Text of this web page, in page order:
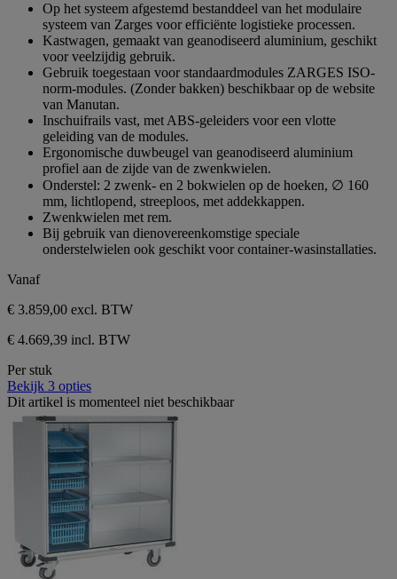
sterren.
Op het systeem afgestemd bestanddeel van het modulaire
systeem van Zarges voor efficiënte logistieke processen.
Kastwagen, gemaakt van geanodiseerd aluminium, geschikt
voor veelzijdig gebruik.
Gebruik toegestaan voor standaardmodules ZARGES ISO-
norm-modules. (Zonder bakken) beschikbaar op de website
van Manutan.
Inschuifrails vast, met ABS-geleiders voor een vlotte
geleiding van de modules.
Ergonomische duwbeugel van geanodiseerd aluminium
profiel aan de zijde van de zwenkwielen.
Onderstel: 2 zwenk- en 2 bokwielen op de hoeken, ∅ 160
mm, lichtlopend, streeploos, met addekkappen.
Zwenkwielen met rem.
Bij gebruik van dienovereenkomstige speciale
onderstelwielen ook geschikt voor container-wasinstallaties.
Vanaf
€ 3.859,00 excl. BTW
€ 4.669,39 incl. BTW
Per stuk
Bekijk 3 opties
Dit artikel is momenteel niet beschikbaar